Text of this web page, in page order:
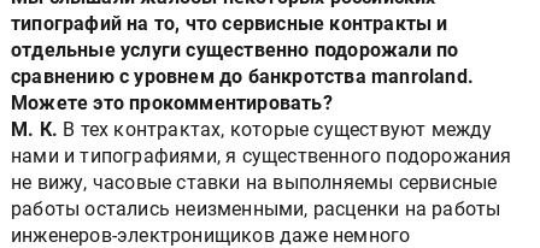
типографий на то, что сервисные контракты и
отдельные услуги существенно подорожали по
сравнению с уровнем до банкротства manroland.
Можете это прокомментировать?
М. К. В тех контрактах, которые существуют между
нами и типографиями, я существенного подорожания
не вижу, часовые ставки на выполняемы сервисные
работы остались неизменными, расценки на работы
инженеров-электронищиков даже немного